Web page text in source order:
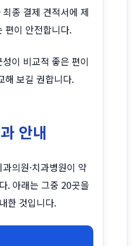
종 결제 견적서에 제
편이 안전합니다.
이 비교적 좋은 편이
해 보길 권합니다.
안내
의원·치과병원이 약
. 아래는 그중 20곳을
한 것입니다.